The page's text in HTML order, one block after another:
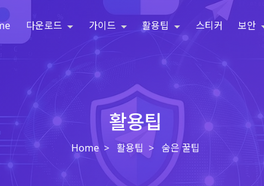
다운로드 가이드 활용팁 스티커 보안
활용팁
Home 활용팁 숨은 꿀팁